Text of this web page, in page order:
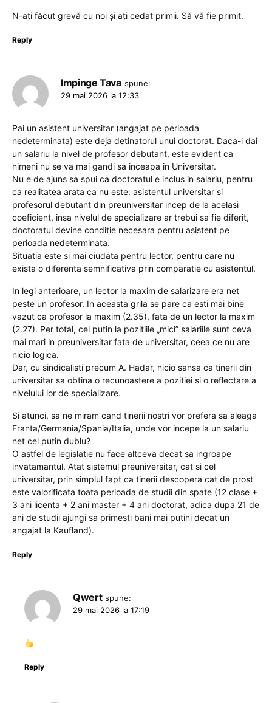
N-ați făcut grevă cu noi și ați cedat primii. Să vă fie primit.
Reply
Impinge Tava spune:
29 mai 2026 la 12:33
Pai un asistent universitar (angajat pe perioada
nedeterminata) este deja detinatorul unui doctorat. Daca-i dai
un salariu la nivel de profesor debutant, este evident ca
nimeni nu se va mai gandi sa inceapa in Universitar.
Nu e de ajuns sa spui ca doctoratul e inclus in salariu, pentru
ca realitatea arata ca nu este: asistentul universitar si
profesorul debutant din preuniversitar incep de la acelasi
coeficient, insa nivelul de specializare ar trebui sa fie diferit,
doctoratul devine conditie necesara pentru asistent pe
perioada nedeterminata.
Situatia este si mai ciudata pentru lector, pentru care nu
exista o diferenta semnificativa prin comparatie cu asistentul.
In legi anterioare, un lector la maxim de salarizare era net
peste un profesor. In aceasta grila se pare ca esti mai bine
vazut ca profesor la maxim (2.35), fata de un lector la maxim
(2.27). Per total, cel putin la pozitiile „mici” salariile sunt ceva
mai mari in preuniversitar fata de universitar, ceea ce nu are
nicio logica.
Dar, cu sindicalisti precum A. Hadar, nicio sansa ca tinerii din
universitar sa obtina o recunoastere a pozitiei si o reflectare a
nivelului lor de specializare.
Si atunci, sa ne miram cand tinerii nostri vor prefera sa aleaga
Franta/Germania/Spania/Italia, unde vor incepe la un salariu
net cel putin dublu?
O astfel de legislatie nu face altceva decat sa ingroape
invatamantul. Atat sistemul preuniversitar, cat si cel
universitar, prin simplul fapt ca tinerii descopera cat de prost
este valorificata toata perioada de studii din spate (12 clase +
3 ani licenta + 2 ani master + 4 ani doctorat, adica dupa 21 de
ani de studii ajungi sa primesti bani mai putini decat un
angajat la Kaufland).
Reply
Qwert spune:
29 mai 2026 la 17:19
Reply